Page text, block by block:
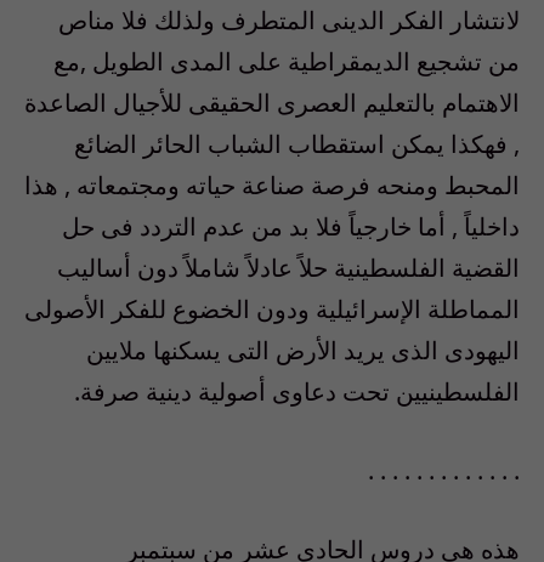
لانتشار الفكر الدينى المتطرف ولذلك فلا مناص
من تشجيع الديمقراطية على المدى الطويل ,مع
الاهتمام بالتعليم العصرى الحقيقى للأجيال الصاعدة
, فهكذا يمكن استقطاب الشباب الحائر الضائع
المحبط ومنحه فرصة صناعة حياته ومجتمعاته , هذا
داخلياً , أما خارجياً فلا بد من عدم التردد فى حل
القضية الفلسطينية حلاً عادلاً شاملاً دون أساليب
المماطلة الإسرائيلية ودون الخضوع للفكر الأصولى
اليهودى الذى يريد الأرض التى يسكنها ملايين
الفلسطينيين تحت دعاوى أصولية دينية صرفة.
. . . . . . . . . . . . .
هذه هى دروس الحادى عشر من سبتمبر